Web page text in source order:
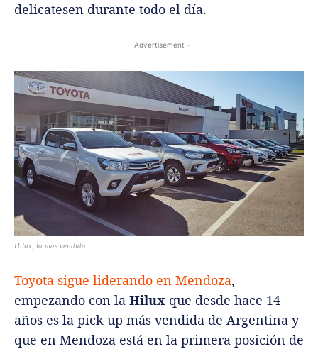
delicatesen durante todo el día.
- Advertisement -
Hilux, la más vendida
Toyota sigue liderando en Mendoza,
empezando con la Hilux que desde hace 14
años es la pick up más vendida de Argentina y
que en Mendoza está en la primera posición de